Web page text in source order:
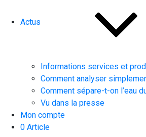
Actus
Informations services et
Comment analyser
Comment sépare-t-on l’eau
Vu dans la presse
Mon compte
0 Article